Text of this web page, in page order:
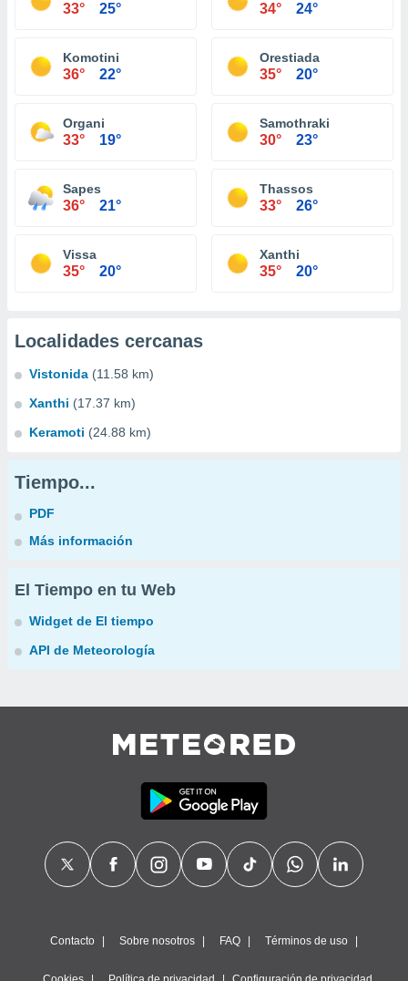
33° 25° 34° 24°
Komotini
36° 22°
Orestiada
35° 20°
Organi
33° 19°
Samothraki
30° 23°
Sapes
36° 21°
Thassos
33° 26°
Vissa
35° 20°
Xanthi
35° 20°
Localidades cercanas
Vistonida (11.58 km)
Xanthi (17.37 km)
Keramoti (24.88 km)
Tiempo...
PDF
Más información
El Tiempo en tu Web
Widget de El tiempo
API de Meteorología
Contacto Sobre nosotros FAQ Términos de uso